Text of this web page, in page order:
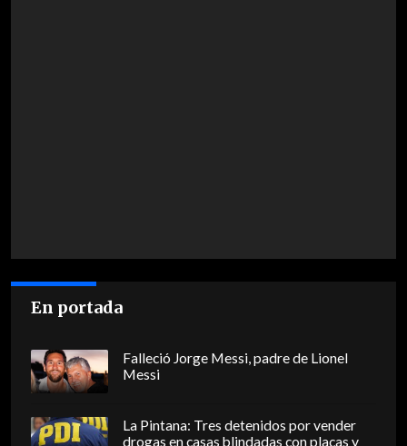
En portada
Falleció Jorge Messi, padre de Lionel
Messi
La Pintana: Tres detenidos por vender
drogas en casas blindadas con placas y